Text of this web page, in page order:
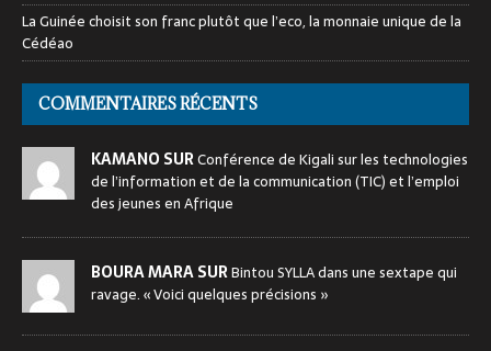
La Guinée choisit son franc plutôt que l’eco, la monnaie unique de la
Cédéao
COMMENTAIRES RÉCENTS
KAMANO SURConférence de Kigali sur les technologies
de l’information et de la communication (TIC) et l’emploi
des jeunes en Afrique
BOURA MARA SURBintou SYLLA dans une sextape qui
ravage. « Voici quelques précisions »